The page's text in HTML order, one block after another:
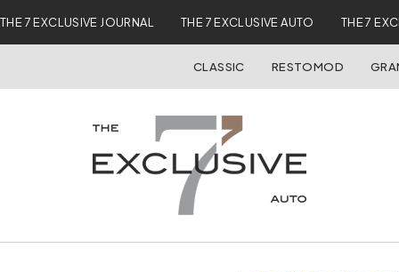
THE 7 EXCLUSIVE JOURNAL THE 7 EXCLUSIVE AUTO THE 7
CLASSIC RESTOMOD